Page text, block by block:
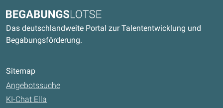
Begabungslotse
Das deutschlandweite Portal zur Talententwicklung und
Begabungsförderung.
Sitemap
Angebotssuche
KI-Chat Ella